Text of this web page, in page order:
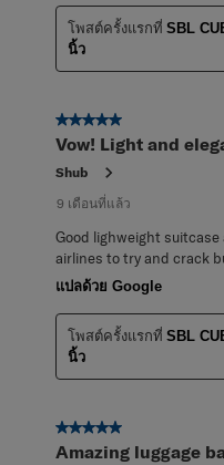
โพสต์ครั้งแรกที่ SBL
นิ้ว
5 จาก 5 ดาว
Vow! Light and
Shub
9 เดือนที่แล้ว
Good lighweight
airlines to try and crack
แปลด้วย Google
โพสต์ครั้งแรกที่ SBL
นิ้ว
5 จาก 5 ดาว
Amazing luggage